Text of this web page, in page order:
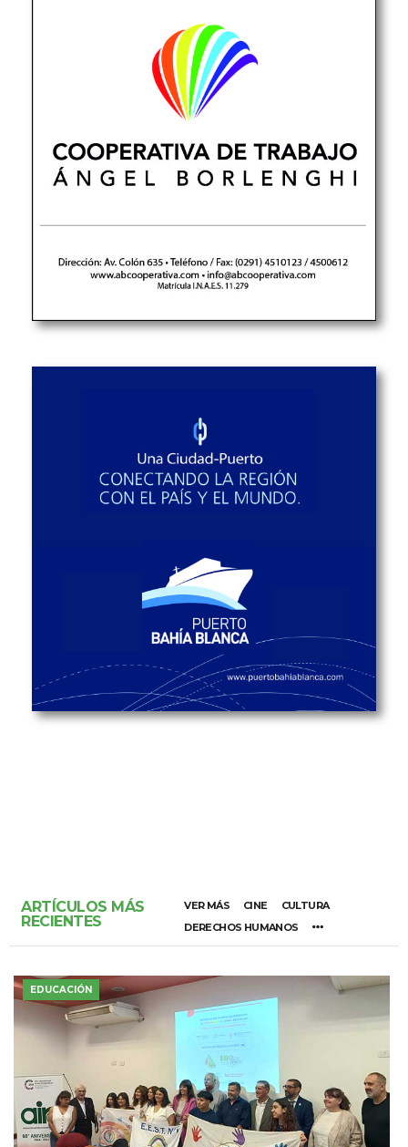
ARTÍCULOS MÁS
RECIENTES
VER MÁS CINE
CULTURA
DERECHOS HUMANOS
EDUCACIÓN